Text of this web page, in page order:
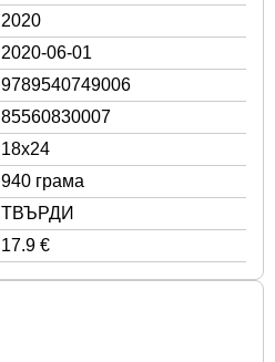
2020
2020-06-01
9789540749006
85560830007
18x24
940 грама
ТВЪРДИ
17.9 €